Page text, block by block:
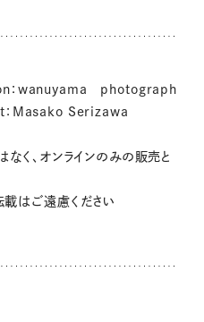
：wanuyama photograph
Masako Serizawa
く、オンラインのみの販売と
載はご遠慮ください